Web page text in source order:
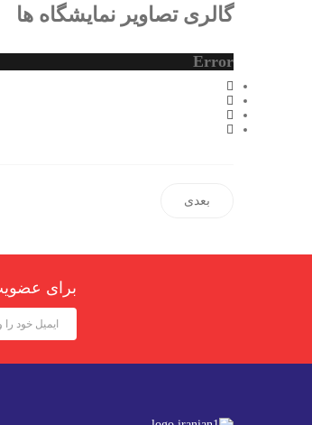
گالری تصاویر نمایشگاه ها
Error
بعدی
برای